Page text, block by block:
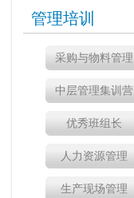
管理培训
采购与物料管理
中层管理集训营
优秀班组长
人力资源管理
生产现场管理